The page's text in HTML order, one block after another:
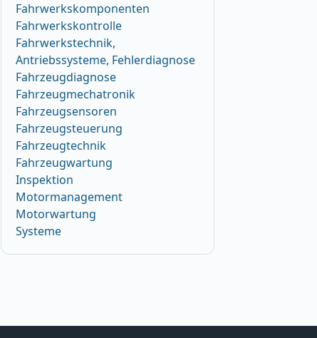
Fahrwerkskomponenten
Fahrwerkskontrolle
Fahrwerkstechnik,
Antriebssysteme, Fehlerdiagnose
Fahrzeugdiagnose
Fahrzeugmechatronik
Fahrzeugsensoren
Fahrzeugsteuerung
Fahrzeugtechnik
Fahrzeugwartung
Inspektion
Motormanagement
Motorwartung
Systeme